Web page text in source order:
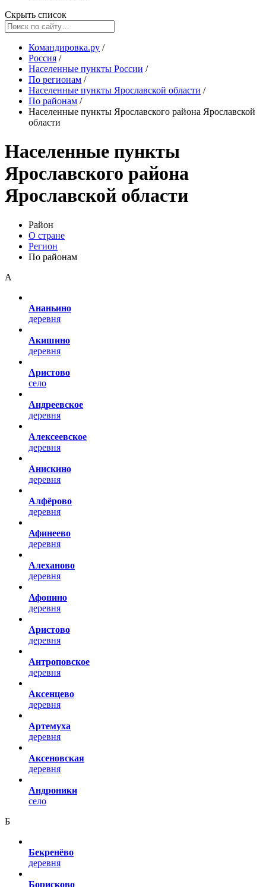
Скрыть список
Командировка.ру /
Россия /
Населенные пункты России /
По регионам /
Населенные пункты Ярославской области /
По районам /
Населенные пункты Ярославского района Ярославской
области
Населенные пункты
Ярославского района
Ярославской области
Район
О стране
Регион
По районам
А
Ананьино
деревня
Акишино
деревня
Аристово
село
Андреевское
деревня
Алексеевское
деревня
Анискино
деревня
Алфёрово
деревня
Афинеево
деревня
Алеханово
деревня
Афонино
деревня
Аристово
деревня
Антроповское
деревня
Аксенцево
деревня
Артемуха
деревня
Аксеновская
деревня
Андроники
село
Б
Бекренёво
деревня
Борисково